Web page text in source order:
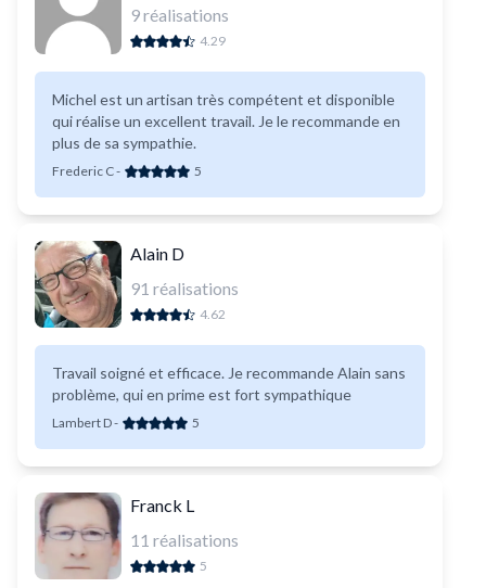
9réalisations
4.29
Michel est un artisan très compétent et disponible
qui réalise un excellent travail. Je le recommande en
plus de sa sympathie.
Frederic C- 5
Alain D
91 réalisations
4.62
Travail soigné et efficace. Je recommande Alain sans
problème, qui en prime est fort sympathique
Lambert D- 5
Franck L
11 réalisations
5